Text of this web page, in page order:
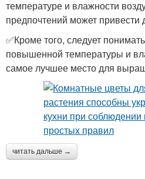
температуре и влажности
предпочтений может привести
✅Кроме того, следует
повышенной температуры и
самое лучшее место для
читать дальше →